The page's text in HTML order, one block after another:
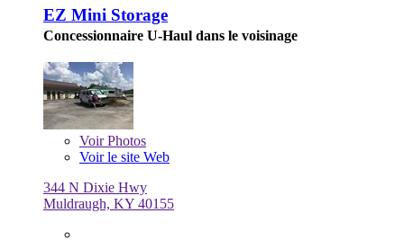
EZ Mini Storage
Concessionnaire U-Haul dans le voisinage
VoirPhotos
Voir le site Web
344 N Dixie Hwy
Muldraugh, KY 40155